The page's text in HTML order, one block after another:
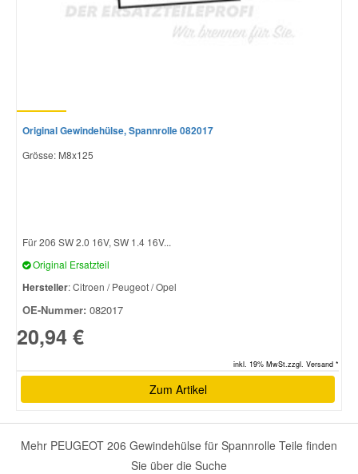
Original Gewindehülse, Spannrolle 082017
Grösse: M8x125
Für 206 SW 2.0 16V, SW 1.4 16V...
Original Ersatzteil
Hersteller: Citroen / Peugeot / Opel
OE-Nummer: 082017
20,94 €
inkl. 19% MwSt.zzgl. Versand *
Zum Artikel
Mehr PEUGEOT 206 Gewindehülse für Spannrolle Teile finden
Sie über die Suche
Porsche Ersatzteile
Smart Ersatzteile